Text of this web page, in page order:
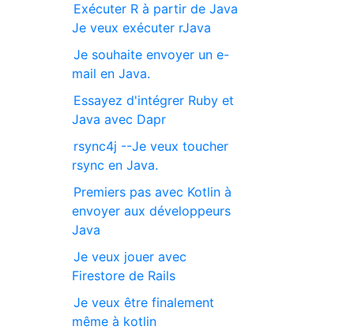
Exécuter R à partir de Java
Je veux exécuter rJava
Je souhaite envoyer un e-
mail en Java.
Essayez d'intégrer Ruby et
Java avec Dapr
rsync4j --Je veux toucher
rsync en Java.
Premiers pas avec Kotlin à
envoyer aux développeurs
Java
Je veux jouer avec
Firestore de Rails
Je veux être finalement
même à kotlin